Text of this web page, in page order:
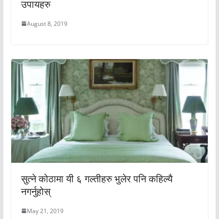
उपायहरु
August 8, 2019
सुत्ने कोठामा यी ६ गल्तीहरु भुलेर पनि कहिल्यै
नगर्नुहोस्
May 21, 2019